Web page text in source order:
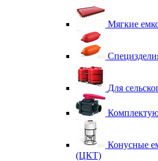
Мягкие
Для
Конусные
(ЦКТ)